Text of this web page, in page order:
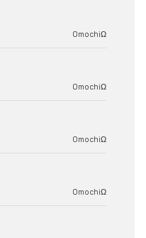
OmochiΩ
OmochiΩ
OmochiΩ
OmochiΩ